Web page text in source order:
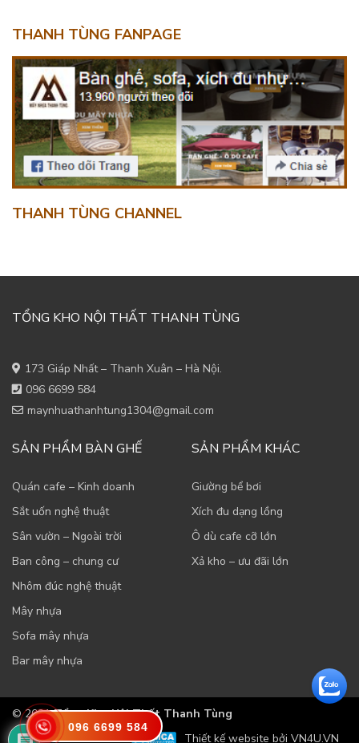
THANH TÙNG FANPAGE
THANH TÙNG CHANNEL
TỔNG KHO NỘI THẤT THANH TÙNG
173 Giáp Nhất – Thanh Xuân – Hà Nội.
096 6699 584
maynhuathanhtung1304@gmail.com
SẢN PHẨM BÀN GHẾ
Quán cafe – Kinh doanh
Sắt uốn nghệ thuật
Sân vườn – Ngoài trời
Ban công – chung cư
Nhôm đúc nghệ thuật
Mây nhựa
Sofa mây nhựa
Bar mây nhựa
SẢN PHẨM KHÁC
Giường bể bơi
Xích đu dạng lồng
Ô dù cafe cỡ lớn
Xả kho – ưu đãi lớn
© 2021Tổng Kho Nội Thất Thanh Tùng
Thiết kế website bởi VN4U.VN
096 6699 584